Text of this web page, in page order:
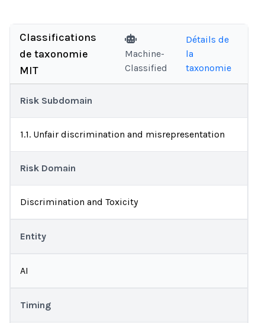
Classifications
de taxonomie
MIT
Machine-
Classified
Détails de
la
taxonomie
Risk Subdomain
1.1. Unfair discrimination and misrepresentation
Risk Domain
Discrimination and Toxicity
Entity
AI
Timing